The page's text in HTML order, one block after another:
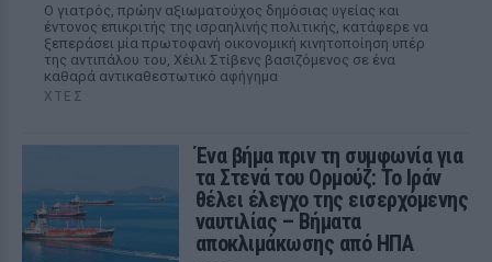
Ο γιατρός, πρώην αξιωματούχος δημόσιας υγείας και
έντονος επικριτής της ισραηλινής πολιτικής, κατάφερε να
ξεπεράσει μία πρωτοφανή οικονομική κινητοποίηση υπέρ
της αντιπάλου του, Χέιλι Στίβενς βασιζόμενος σε ένα
καθαρά αντικαθεστωτικό αφήγημα
ΧΤΕΣ
Ένα βήμα πριν τη συμφωνία για
τα Στενά του Ορμούζ: Το Ιράν
θέλει έλεγχο της εισερχόμενης
ναυτιλίας – Βήματα
αποκλιμάκωσης από ΗΠΑ